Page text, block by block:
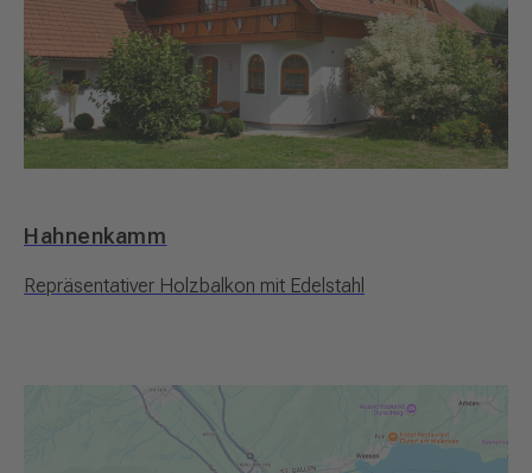
Hahnenkamm
Repräsentativer Holzbalkon mit Edelstahl